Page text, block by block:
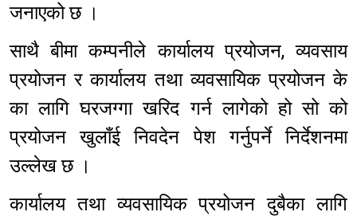
जनाएको छ ।
साथै बीमा कम्पनीले कार्यालय प्रयोजन, व्यवसाय
प्रयोजन र कार्यालय तथा व्यवसायिक प्रयोजन के
का लागि घरजग्गा खरिद गर्न लागेको हो सो को
प्रयोजन खुलाँई निवदेन पेश गर्नुपर्ने निर्देशनमा
उल्लेख छ ।
कार्यालय तथा व्यवसायिक प्रयोजन दुबैका लागि